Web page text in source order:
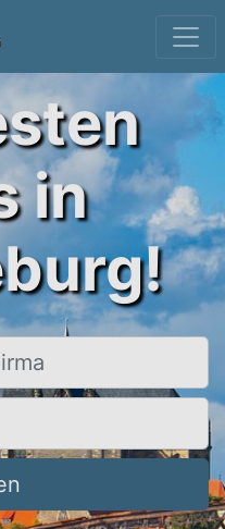
in